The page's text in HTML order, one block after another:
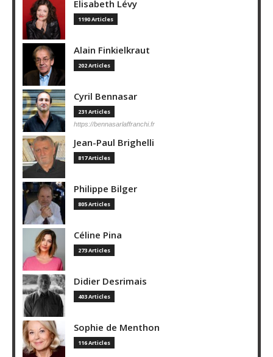
Elisabeth Lévy
1190 Articles
Alain Finkielkraut
202 Articles
Cyril Bennasar
231 Articles
https://bennasarlaffranchi.fr
Jean-Paul Brighelli
817 Articles
Philippe Bilger
805 Articles
Céline Pina
273 Articles
Didier Desrimais
403 Articles
Sophie de Menthon
116 Articles